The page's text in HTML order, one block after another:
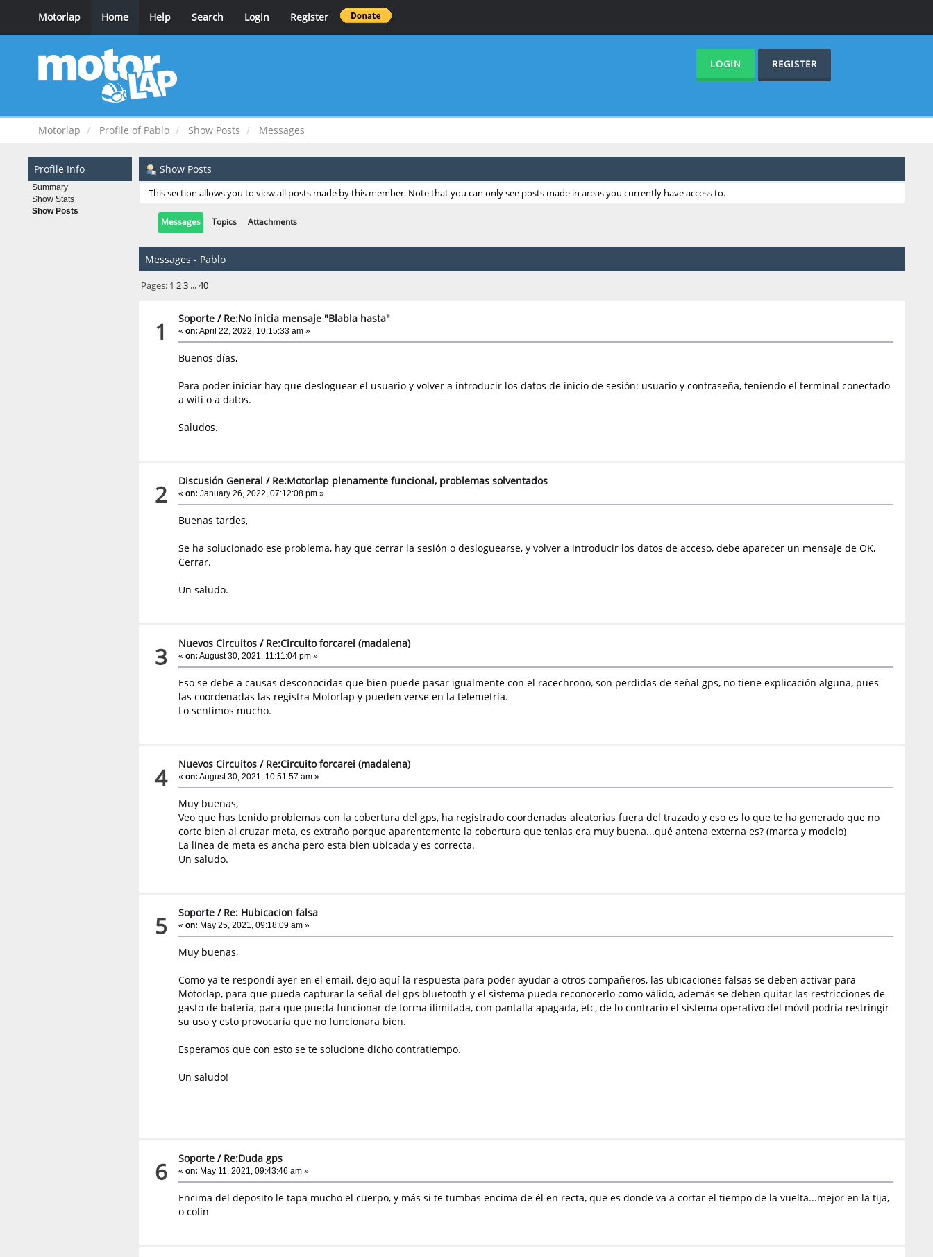
Motorlap Home Help Search Login Register
LOGIN REGISTER
Motorlap Profile of Pablo Show Posts Messages
Profile Info
Summary
Show Stats
Show Posts
Show Posts
This section allows you to view all posts made by this member. Note that you can only see posts made in areas you currently have access to.
Messages Topics Attachments
Messages - Pablo
Pages: 1 23 ...40
1 Soporte/ Re:No inicia mensaje "Blabla hasta"
« on: April 22, 2022, 10:15:33 am »
Buenos días,
Para poder iniciar hay que desloguear el usuario y volver a introducir los datos de inicio de sesión: usuario y contraseña, teniendo el terminal conectado
a wifi o a datos.
Saludos.
2 Discusión General / Re:Motorlap plenamente funcional, problemas solventados
« on: January 26, 2022, 07:12:08 pm »
Buenas tardes,
Se ha solucionado ese problema, hay que cerrar la sesión o desloguearse, y volver a introducir los datos de acceso, debe aparecer un mensaje de OK,
Cerrar.
Un saludo.
3 Nuevos Circuitos/ Re:Circuito forcarei (madalena)
« on: August 30, 2021, 11:11:04 pm »
Eso se debe a causas desconocidas que bien puede pasar igualmente con el racechrono, son perdidas de señal gps, no tiene explicación alguna, pues
las coordenadas las registra Motorlap y pueden verse en la telemetría.
Lo sentimos mucho.
4 Nuevos Circuitos/ Re:Circuito forcarei (madalena)
« on: August 30, 2021, 10:51:57 am »
Muy buenas,
Veo que has tenido problemas con la cobertura del gps, ha registrado coordenadas aleatorias fuera del trazado y eso es lo que te ha generado que no
corte bien al cruzar meta, es extraño porque aparentemente la cobertura que tenias era muy buena...qué antena externa es? (marca y modelo)
La linea de meta es ancha pero esta bien ubicada y es correcta.
Un saludo.
5 Soporte/ Re: Hubicacion falsa
« on: May 25, 2021, 09:18:09 am »
Muy buenas,
Como ya te respondí ayer en el email, dejo aquí la respuesta para poder ayudar a otros compañeros, las ubicaciones falsas se deben activar para
Motorlap, para que pueda capturar la señal del gps bluetooth y el sistema pueda reconocerlo como válido, además se deben quitar las restricciones de
gasto de batería, para que pueda funcionar de forma ilimitada, con pantalla apagada, etc, de lo contrario el sistema operativo del móvil podría restringir
su uso y esto provocaría que no funcionara bien.
Esperamos que con esto se te solucione dicho contratiempo.
Un saludo!
6 Soporte/ Re:Duda gps
« on: May 11, 2021, 09:43:46 am »
Encima del deposito le tapa mucho el cuerpo, y más si te tumbas encima de él en recta, que es donde va a cortar el tiempo de la vuelta...mejor en la tija,
o colín